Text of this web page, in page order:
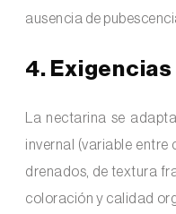
ausencia de
4.
La nectarina se
invernal (variable entre
drenados, de textura
coloración y calidad